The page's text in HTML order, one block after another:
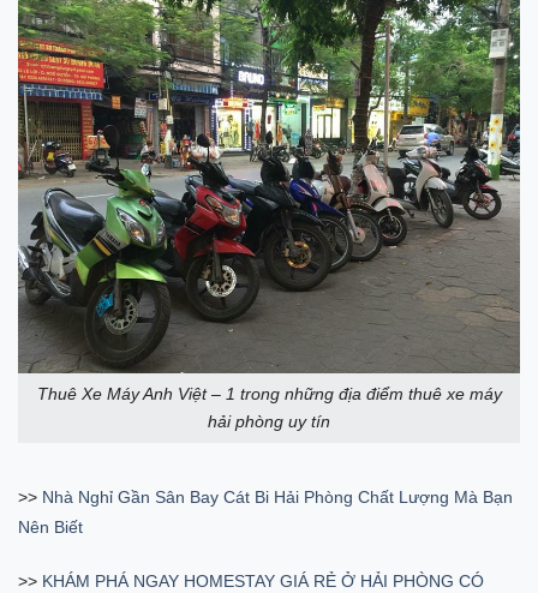
Thuê Xe Máy Anh Việt – 1 trong những địa điểm thuê xe máy
hải phòng uy tín
>> Nhà Nghỉ Gần Sân Bay Cát Bi Hải Phòng Chất Lượng Mà Bạn
Nên Biết
>> KHÁM PHÁ NGAY HOMESTAY GIÁ RẺ Ở HẢI PHÒNG CÓ